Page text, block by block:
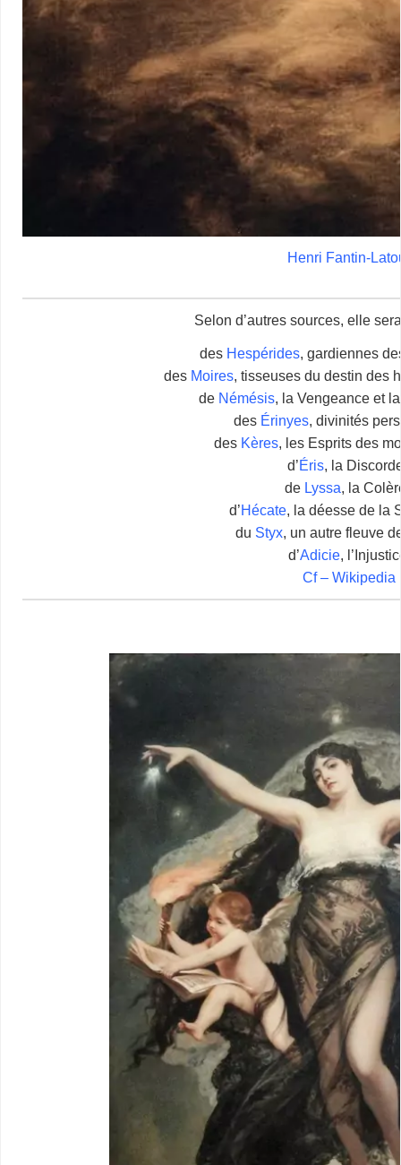
Henri Fantin-
Selon d’autres sources, elle
des Hespérides, gardiennes
des Moires, tisseuses du destin des
de Némésis, la Vengeance et
des Érinyes, divinités
des Kères, les Esprits des
d’Éris, la
de Lyssa, la
d’Hécate, la déesse de la
du Styx, un autre fleuve
d’Adicie,
Cf – Wikipedia